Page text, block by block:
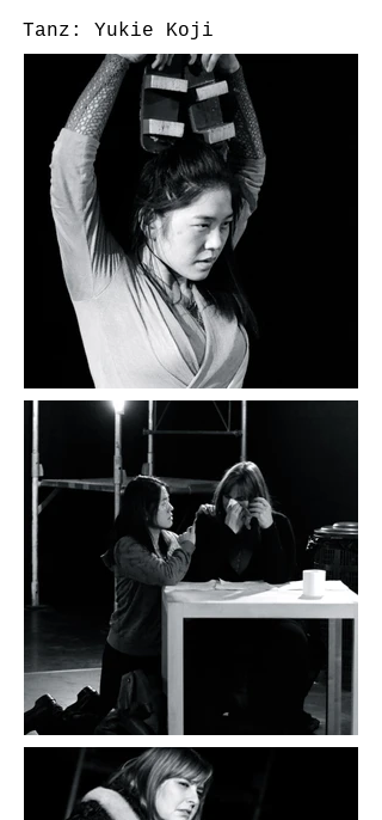
Tanz: Yukie Koji